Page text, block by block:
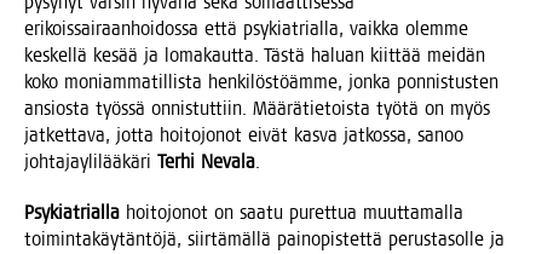
eri­kois­sai­raan­hoi­dos­sa että psy­kiat­rial­la, vaik­ka olem­me
kes­kel­lä kesää ja loma­kaut­ta. Täs­tä haluan kiit­tää mei­dän
koko moniam­ma­til­lis­ta hen­ki­lös­töäm­me, jon­ka pon­nis­tus­ten
ansios­ta työs­sä onnis­tut­tiin. Mää­rä­tie­tois­ta työ­tä on myös
jat­ket­ta­va, jot­ta hoi­to­jo­not eivät kas­va jat­kos­sa, sanoo
joh­ta­jay­li­lää­kä­ri Ter­hi Neva­la.
Psy­kiat­rial­la hoi­to­jo­not on saa­tu puret­tua muut­ta­mal­la
toi­min­ta­käy­tän­tö­jä, siir­tä­mäl­lä pain­opis­tet­tä perus­ta­sol­le ja